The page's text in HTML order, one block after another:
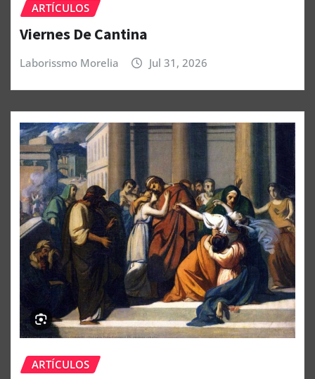
ARTÍCULOS
Viernes De Cantina
Laborissmo Morelia Jul 31, 2026
ARTÍCULOS